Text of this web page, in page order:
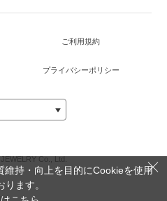
ご利用規約
プライバシーポリシー
Co., Ltd.
維持・向上を目的にCookieを使用
ります。